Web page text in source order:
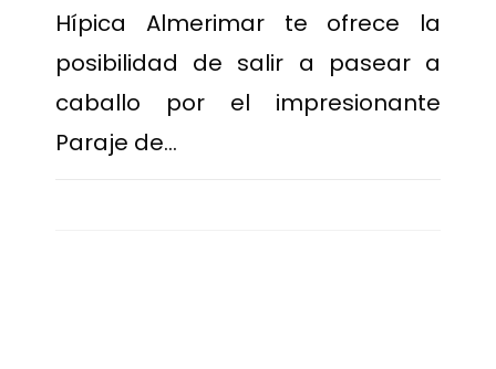
Hípica Almerimar te ofrece la
posibilidad de salir a pasear a
caballo por el impresionante
Paraje de…